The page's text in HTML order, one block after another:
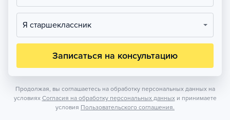
Я старшеклассник
Записаться на консультацию
Продолжая, вы соглашаетесь на обработку персональных данных на
условиях Согласия на обработку персональных данных и принимаете
условия Пользовательского соглашения.